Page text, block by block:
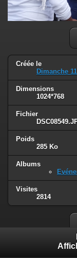
Créée le
Dimanche
Dimensions
1024*768
Fichier
Poids
285 Ko
Albums
Visites
2814